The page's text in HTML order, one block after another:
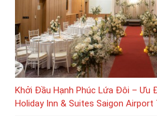
Khởi Đầu Hạnh Phúc Lứa Đôi – Ưu
Holiday Inn & Suites Saigon Airport